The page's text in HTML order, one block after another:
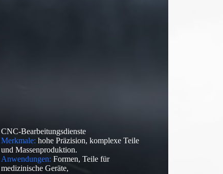
CNC-Bearbeitungsdienste
Merkmale: hohe Präzision, komplexe Teile
und Massenproduktion.
Anwendungen: Formen, Teile für
medizinische Geräte,